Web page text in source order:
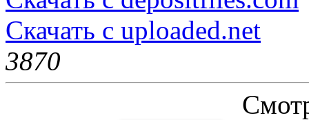
Скачать с uploaded.net
3870